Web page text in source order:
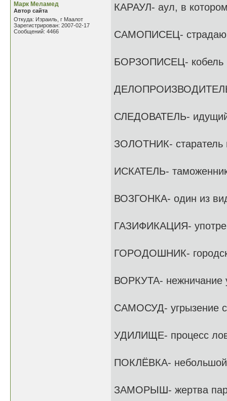
Марк Меламед
Автор сайта
Откуда: Израиль, г Маалот
Зарегистрирован: 2007-02-17
Сообщений: 4466
КАРАУЛ- аул, в
САМОПИСЕЦ-
БОРЗОПИСЕЦ- кобель
СЛЕДОВАТЕЛЬ-
ЗОЛОТНИК- старатель
ИСКАТЕЛЬ-
ВОЗГОНКА- один из
ГАЗИФИКАЦИЯ-
ГОРОДОШНИК-
ВОРКУТА- нежничание
САМОСУД- угрызение
УДИЛИЩЕ- процесс
ПОКЛЁВКА- небольшой
ЗАМОРЫШ- жертва